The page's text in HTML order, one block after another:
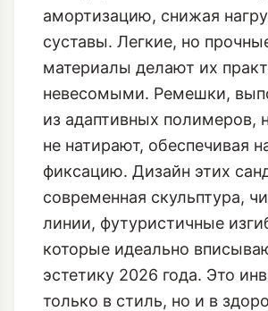
амортизацию, снижая
суставы. Легкие, но
материалы делают их
невесомыми. Ремешки,
из адаптивных полимеров,
не натирают, обеспечивая
фиксацию. Дизайн этих
современная скульптура,
линии, футуристичные
которые идеально
эстетику 2026 года. Это
только в стиль, но и в